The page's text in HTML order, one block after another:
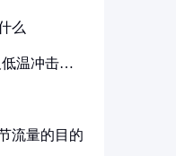
么
温冲击要
流量的目的